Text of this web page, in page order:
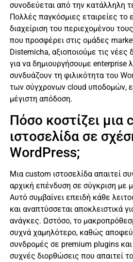
συνοδεύεται από την κατάλληλη
Πολλές παγκόσμιες εταιρείες το
διαχείριση του περιεχομένου
που προσφέρει στις ομάδες
Distemicha, αξιοποιούμε τις νέες
για να δημιουργήσουμε enterprise
συνδυάζουν τη φιλικότητα του
των σύγχρονων cloud υποδομών,
μέγιστη απόδοση.
Πόσο κοστίζει μια
ιστοσελίδα σε
WordPress;
Μια custom ιστοσελίδα απαιτεί
αρχική επένδυση σε σύγκριση με
Αυτό συμβαίνει επειδή κάθε
και αναπτύσσεται αποκλειστικά
ανάγκες. Ωστόσο, το
συχνά χαμηλότερο, καθώς
συνδρομές σε premium plugins και
συχνές διορθώσεις που απαιτεί